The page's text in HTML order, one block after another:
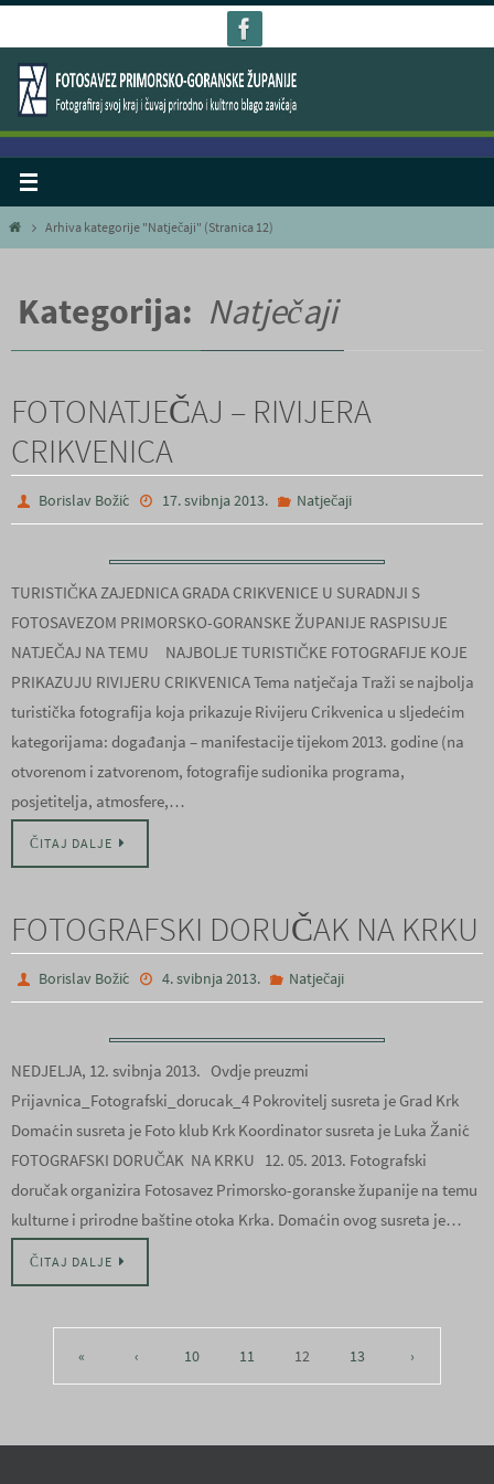
do
sadržaja
HomeArhiva kategorije "Natječaji" (Stranica 12)
Kategorija: Natječaji
FOTONATJEČAJ – RIVIJERA
CRIKVENICA
Borislav Božić 17. svibnja 2013. Natječaji
TURISTIČKA ZAJEDNICA GRADA CRIKVENICE U SURADNJI S
FOTOSAVEZOM PRIMORSKO-GORANSKE ŽUPANIJE RASPISUJE
NATJEČAJ NA TEMU NAJBOLJE TURISTIČKE FOTOGRAFIJE KOJE
PRIKAZUJU RIVIJERU CRIKVENICA Tema natječaja Traži se najbolja
turistička fotografija koja prikazuje Rivijeru Crikvenica u sljedećim
kategorijama: događanja – manifestacije tijekom 2013. godine (na
otvorenom i zatvorenom, fotografije sudionika programa,
posjetitelja, atmosfere,…
ČITAJ DALJE
FOTOGRAFSKI DORUČAK NA KRKU
Borislav Božić 4. svibnja 2013. Natječaji
NEDJELJA, 12. svibnja 2013. Ovdje preuzmi
Prijavnica_Fotografski_dorucak_4 Pokrovitelj susreta je Grad Krk
Domaćin susreta je Foto klub Krk Koordinator susreta je Luka Žanić
FOTOGRAFSKI DORUČAK NA KRKU 12. 05. 2013. Fotografski
doručak organizira Fotosavez Primorsko-goranske županije na temu
kulturne i prirodne baštine otoka Krka. Domaćin ovog susreta je…
ČITAJ DALJE
« ‹ 10 11 12 13 ›